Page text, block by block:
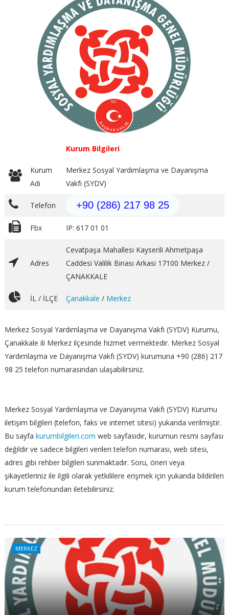
Kurum Bilgileri
Kurum
Adı
Merkez Sosyal Yardımlaşma ve Dayanışma
Vakfı (SYDV)
Telefon +90 (286) 217 98 25
Fbx IP: 617 01 01
Adres
Cevatpaşa Mahallesi Kayserili Ahmetpaşa
Caddesi Valilik Binası Arkasi 17100 Merkez /
ÇANAKKALE
İL / İLÇE Çanakkale / Merkez
Merkez Sosyal Yardımlaşma ve Dayanışma Vakfı (SYDV) Kurumu,
Çanakkale ili Merkez ilçesinde hizmet vermektedir. Merkez Sosyal
Yardımlaşma ve Dayanışma Vakfı (SYDV) kurumuna +90 (286) 217
98 25 telefon numarasından ulaşabilirsiniz.
Merkez Sosyal Yardımlaşma ve Dayanışma Vakfı (SYDV) Kurumu
iletişim bilgileri (telefon, faks ve internet sitesi) yukarıda verilmiştir.
Bu sayfa kurumbilgileri.com web sayfasıdır, kurumun resmi sayfası
değildir ve sadece bilgileri verilen telefon numarası, web sitesi,
adres gibi rehber bilgileri sunmaktadır. Soru, öneri veya
şikayetleriniz ile ilgili olarak yetkililere erişmek için yukarıda bildirilen
kurum telefonundan iletebilirsiniz.
MERKEZ